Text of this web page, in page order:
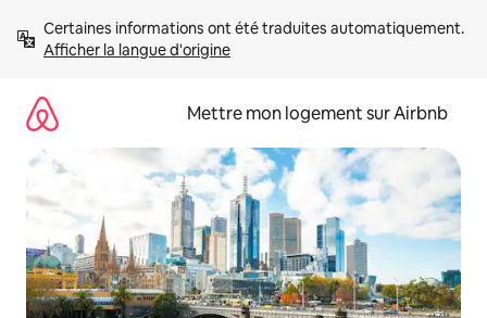
directement
Afficher la langue d'origine
Mettre mon logement sur Airbnb